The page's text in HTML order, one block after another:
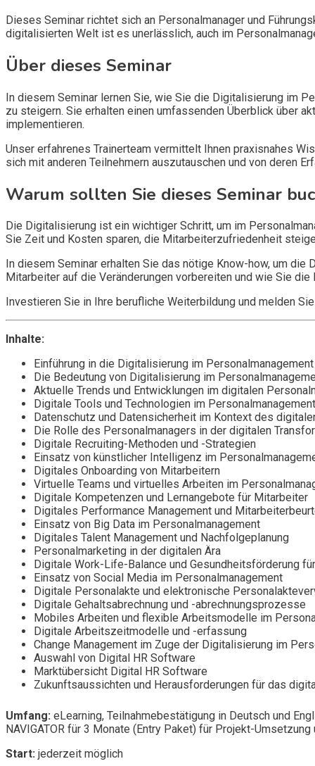
Dieses Seminar richtet sich an Personalmanager und
digitalisierten Welt ist es unerlässlich, auch im
Über dieses Seminar
In diesem Seminar lernen Sie, wie Sie die Digitalisierung im
zu steigern. Sie erhalten einen umfassenden Überblick über
implementieren.
Unser erfahrenes Trainerteam vermittelt Ihnen praxisnahes
sich mit anderen Teilnehmern auszutauschen und von deren
Warum sollten Sie dieses Seminar
Die Digitalisierung ist ein wichtiger Schritt, um im
Sie Zeit und Kosten sparen, die Mitarbeiterzufriedenheit
In diesem Seminar erhalten Sie das nötige Know-how, um
Mitarbeiter auf die Veränderungen vorbereiten und wie Sie
Investieren Sie in Ihre berufliche Weiterbildung und melden
Inhalte:
Einführung in die Digitalisierung im Personalmanagement
Die Bedeutung von Digitalisierung im
Aktuelle Trends und Entwicklungen im digitalen
Digitale Tools und Technologien im Personalmanagement
Datenschutz und Datensicherheit im Kontext des
Die Rolle des Personalmanagers in der digitalen
Digitale Recruiting-Methoden und -Strategien
Einsatz von künstlicher Intelligenz im
Digitales Onboarding von Mitarbeitern
Virtuelle Teams und virtuelles Arbeiten im
Digitale Kompetenzen und Lernangebote für Mitarbeiter
Digitales Performance Management und
Einsatz von Big Data im Personalmanagement
Digitales Talent Management und Nachfolgeplanung
Personalmarketing in der digitalen Ära
Digitale Work-Life-Balance und Gesundheitsförderung
Einsatz von Social Media im Personalmanagement
Digitale Personalakte und elektronische
Digitale Gehaltsabrechnung und -abrechnungsprozesse
Mobiles Arbeiten und flexible Arbeitsmodelle im
Digitale Arbeitszeitmodelle und -erfassung
Change Management im Zuge der Digitalisierung im
Auswahl von Digital HR Software
Marktübersicht Digital HR Software
Zukunftsaussichten und Herausforderungen für das
Umfang: eLearning, Teilnahmebestätigung in Deutsch und
NAVIGATOR für 3 Monate (Entry Paket) für Projekt-
Start: jederzeit möglich